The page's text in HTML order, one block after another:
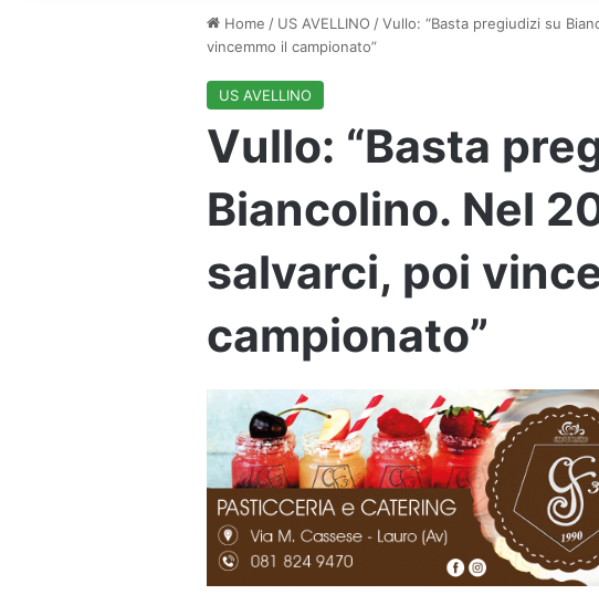
Home / US AVELLINO /Vullo: “Basta pregiudizi su
vincemmo il campionato”
US AVELLINO
Vullo: “Basta
Biancolino. Nel
salvarci, poi
campionato”